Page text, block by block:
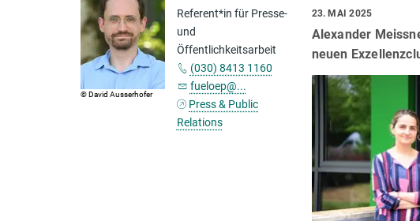
23. MAI 2025
Alexander
neuen
© David Ausserhofer
Referent*in für Presse-
und
Öffentlichkeitsarbeit
(030) 8413 1160
fueloep@...
Press & Public
Relations